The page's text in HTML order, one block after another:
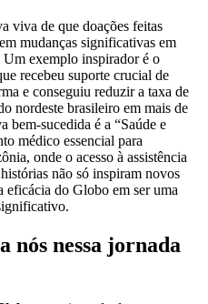
viva de que doações feitas
mudanças significativas em
exemplo inspirador é o
recebeu suporte crucial de
e conseguiu reduzir a taxa de
nordeste brasileiro em mais de
bem-sucedida é a “Saúde e
médico essencial para
onde o acesso à assistência
não só inspiram novos
eficácia do Globo em ser uma
nós nessa jornada